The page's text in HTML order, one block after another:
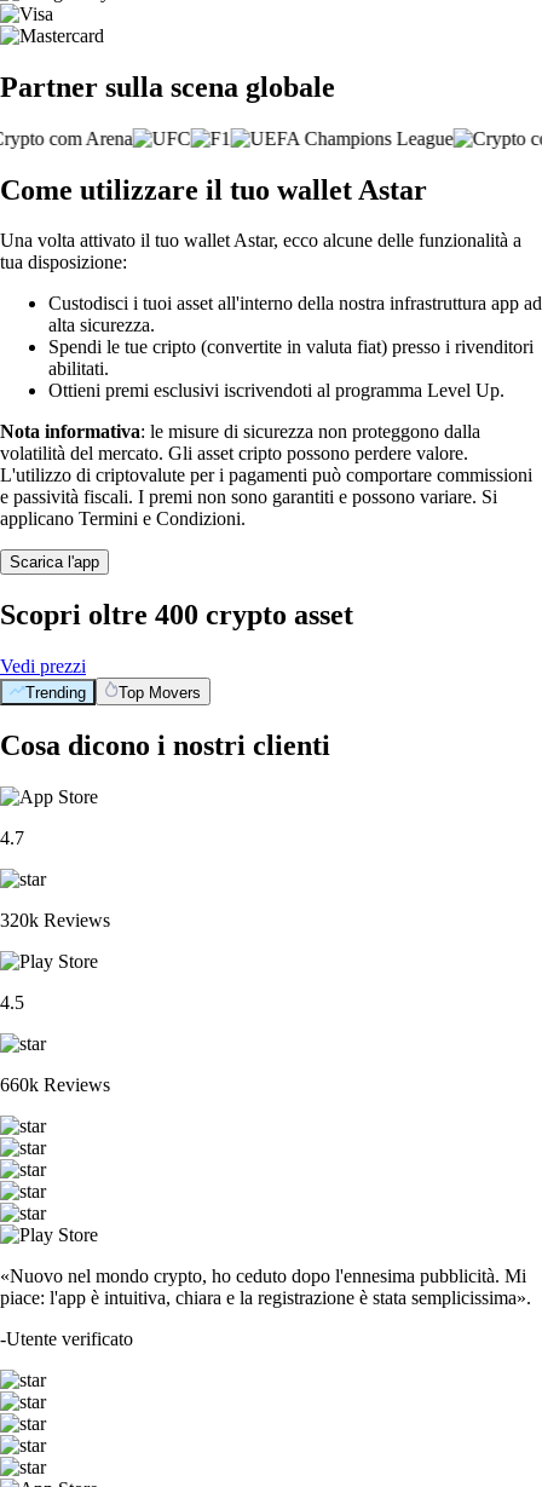
Partner sulla scena globale
Come utilizzare il tuo wallet Astar
Una volta attivato il tuo wallet Astar, ecco alcune delle funzionalità a
tua disposizione:
Custodisci i tuoi asset all'interno della nostra infrastruttura app ad
alta sicurezza.
Spendi le tue cripto (convertite in valuta fiat) presso i rivenditori
abilitati.
Ottieni premi esclusivi iscrivendoti al programma Level Up.
Nota informativa: le misure di sicurezza non proteggono dalla
volatilità del mercato. Gli asset cripto possono perdere valore.
L'utilizzo di criptovalute per i pagamenti può comportare commissioni
e passività fiscali. I premi non sono garantiti e possono variare. Si
applicano Termini e Condizioni.
Scarica l'app
Scopri oltre 400 crypto asset
Vedi prezzi
Trending Top Movers
Cosa dicono i nostri clienti
4.7
320k Reviews
4.5
660k Reviews
«Nuovo nel mondo crypto, ho ceduto dopo l'ennesima pubblicità. Mi
piace: l'app è intuitiva, chiara e la registrazione è stata semplicissima».
-Utente verificato